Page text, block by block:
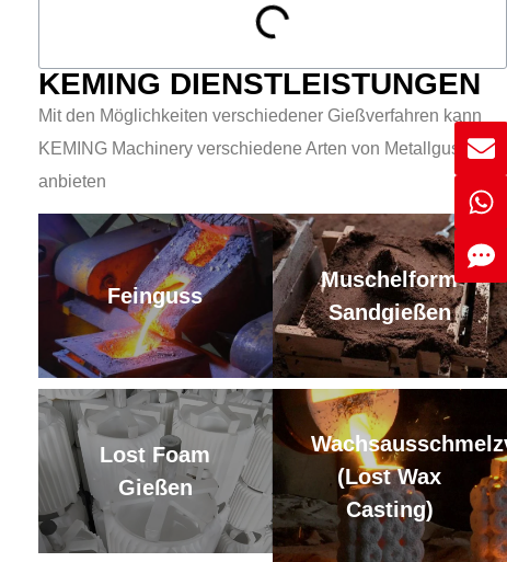
KEMING DIENSTLEISTUNGEN
Mit den Möglichkeiten verschiedener Gießverfahren kann
KEMING Machinery verschiedene Arten von Metallguss
anbieten
Feinguss
Muschelform
Sandgießen
Lost Foam
Gießen
(Lost Wax
Casting)